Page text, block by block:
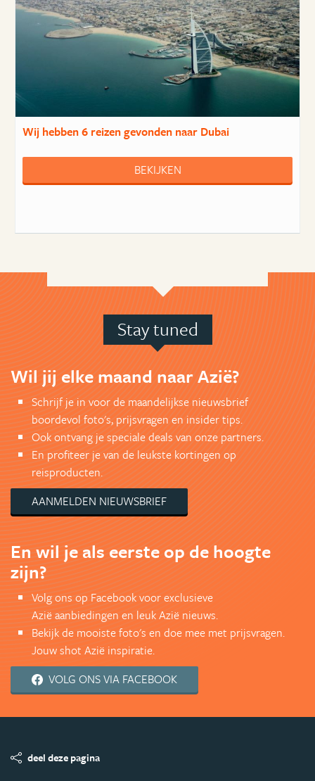
Wij hebben6 reizengevonden naar Dubai
BEKIJKEN
Stay tuned
Wil jij elke maand naar Azië?
Schrijf je in voor de maandelijkse nieuwsbrief
boordevol foto's, prijsvragen en insider tips.
Ook ontvang je speciale deals van onze partners.
En profiteer je van de leukste kortingen op
reisproducten.
AANMELDEN NIEUWSBRIEF
En wil je als eerste op de hoogte
zijn?
Volg ons op Facebook voor exclusieve
Azië aanbiedingen en leuk Azië nieuws.
Bekijk de mooiste foto's en doe mee met prijsvragen.
Jouw shot Azië inspiratie.
VOLG ONS VIA FACEBOOK
deel deze pagina